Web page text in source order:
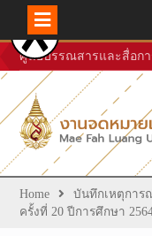
Skip
to
content
ศูนย์บรรณสารและสื่อกา
Home บันทึกเหตุการ
ครั้งที่ 20 ปีการศึกษา